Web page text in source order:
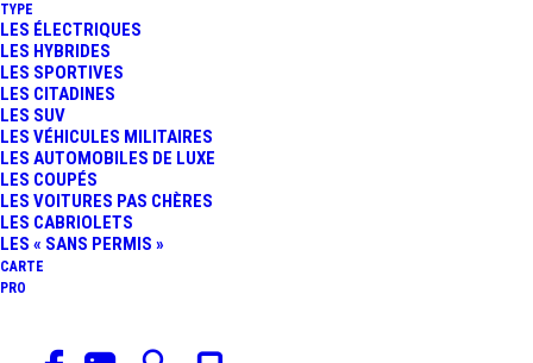
TYPE
LES ÉLECTRIQUES
LES HYBRIDES
LES SPORTIVES
LES CITADINES
LES SUV
LES VÉHICULES MILITAIRES
LES AUTOMOBILES DE LUXE
LES COUPÉS
LES VOITURES PAS CHÈRES
LES CABRIOLETS
LES « SANS PERMIS »
CARTE
PRO
Ford dévoile les évolutions apportées